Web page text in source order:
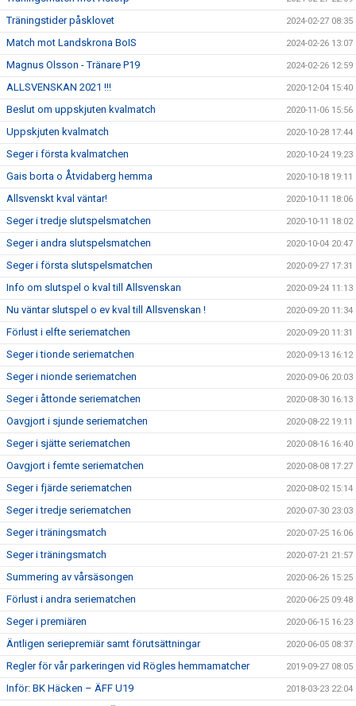
Träningstider påsklovet 2024-02-27 08:35
Match mot Landskrona BoIS 2024-02-26 13:07
Magnus Olsson - Tränare P19 2024-02-26 12:59
ALLSVENSKAN 2021 !!! 2020-12-04 15:40
Beslut om uppskjuten kvalmatch 2020-11-06 15:56
Uppskjuten kvalmatch 2020-10-28 17:44
Seger i första kvalmatchen 2020-10-24 19:23
Gais borta o Åtvidaberg hemma 2020-10-18 19:11
Allsvenskt kval väntar! 2020-10-11 18:06
Seger i tredje slutspelsmatchen 2020-10-11 18:02
Seger i andra slutspelsmatchen 2020-10-04 20:47
Seger i första slutspelsmatchen 2020-09-27 17:31
Info om slutspel o kval till Allsvenskan 2020-09-24 11:13
Nu väntar slutspel o ev kval till Allsvenskan ! 2020-09-20 11:34
Förlust i elfte seriematchen 2020-09-20 11:31
Seger i tionde seriematchen 2020-09-13 16:12
Seger i nionde seriematchen 2020-09-06 20:03
Seger i åttonde seriematchen 2020-08-30 16:13
Oavgjort i sjunde seriematchen 2020-08-22 19:11
Seger i sjätte seriematchen 2020-08-16 16:40
Oavgjort i femte seriematchen 2020-08-08 17:27
Seger i fjärde seriematchen 2020-08-02 15:14
Seger i tredje seriematchen 2020-07-30 23:03
Seger i träningsmatch 2020-07-25 16:06
Seger i träningsmatch 2020-07-21 21:57
Summering av vårsäsongen 2020-06-26 15:25
Förlust i andra seriematchen 2020-06-25 09:48
Seger i premiären 2020-06-15 16:23
Äntligen seriepremiär samt förutsättningar 2020-06-05 08:37
Regler för vår parkeringen vid Rögles hemmamatcher 2019-09-27 08:05
Inför: BK Häcken – ÄFF U19 2018-03-23 22:04